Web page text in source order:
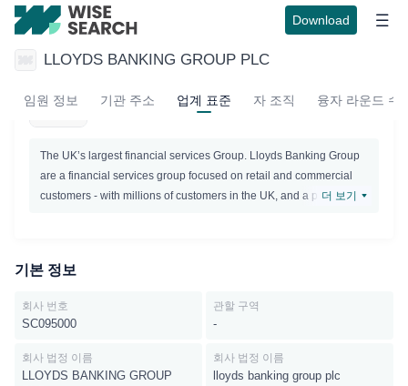
Download
LLOYDS BANKING GROUP PLC
The UK’s largest financial services Group. Lloyds Banking Group
are a financial services group focused on retail and commercial
customers - with millions of customers in the UK, and a presence
many household names like Lloyds Bank, Halifax, Bank of
더 보기
임원 정보 기관 주소 업계 표준 자 조직 융자 라운드 수
기본 정보
회사 번호
SC095000
관할 구역
-
회사 법정 이름
LLOYDS BANKING GROUP
회사 법정 이름
lloyds banking group plc